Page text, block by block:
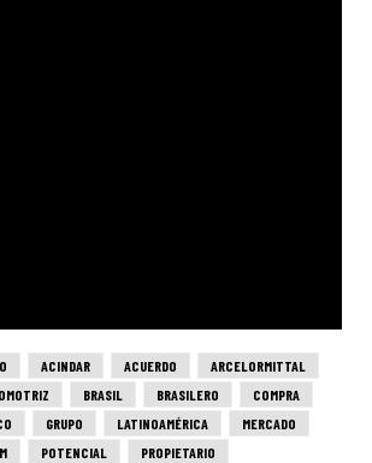
ACINDAR ACUERDO
ARCELORMITTAL
BRASIL BRASILERO
COMPRA
GRUPO LATINOAMÉRICA
MERCADO
POTENCIAL
PROPIETARIO